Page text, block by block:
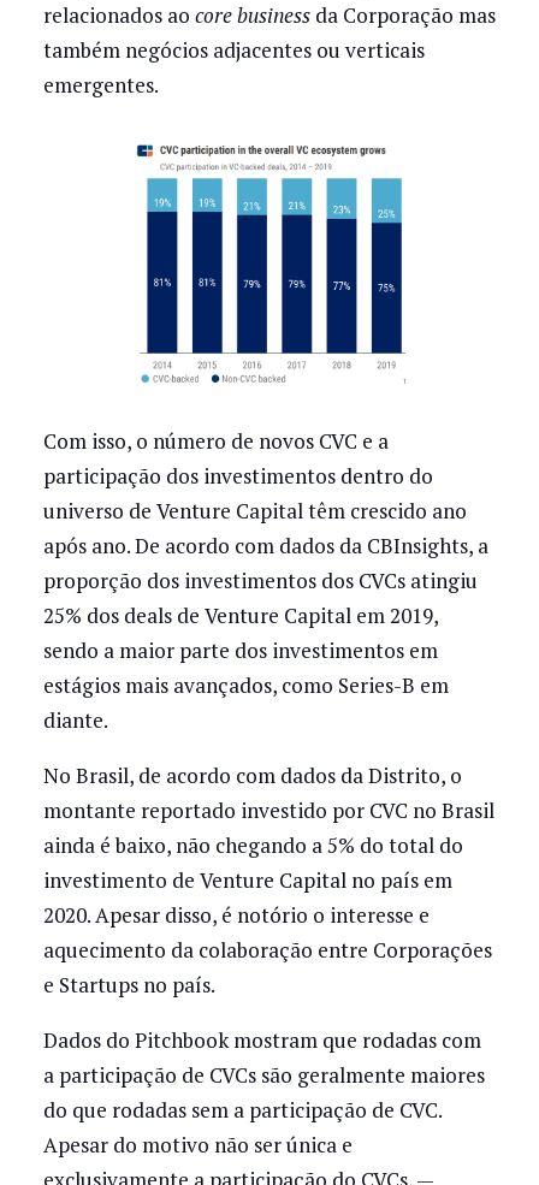
relacionados ao core businessda Corporação mas
também negócios adjacentes ou verticais
emergentes.
Com isso, o número de novos CVC e a
participação dos investimentos dentro do
universo de Venture Capital têm crescido ano
após ano. De acordo com dados da CBInsights, a
proporção dos investimentos dos CVCs atingiu
25% dos deals de Venture Capital em 2019,
sendo a maior parte dos investimentos em
estágios mais avançados, como Series-B em
diante.
No Brasil, de acordo com dados da Distrito, o
montante reportado investido por CVC no Brasil
ainda é baixo, não chegando a 5% do total do
investimento de Venture Capital no país em
2020. Apesar disso, é notório o interesse e
aquecimento da colaboração entre Corporações
e Startups no país.
Dados do Pitchbook mostram que rodadas com
a participação de CVCs são geralmente maiores
do que rodadas sem a participação de CVC.
Apesar do motivo não ser única e
exclusivamente a participação do CVCs, —